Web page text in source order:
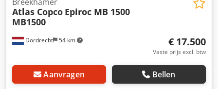
Dordrecht 54 km
Atlas Copco Epiroc MB 1500
MB1500
€ 17.500
Vaste prijs excl. btw
Aanvragen Bellen